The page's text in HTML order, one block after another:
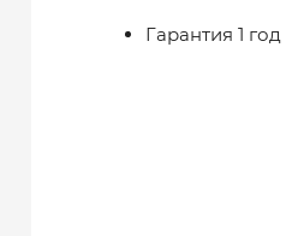
Гарантия 1 год